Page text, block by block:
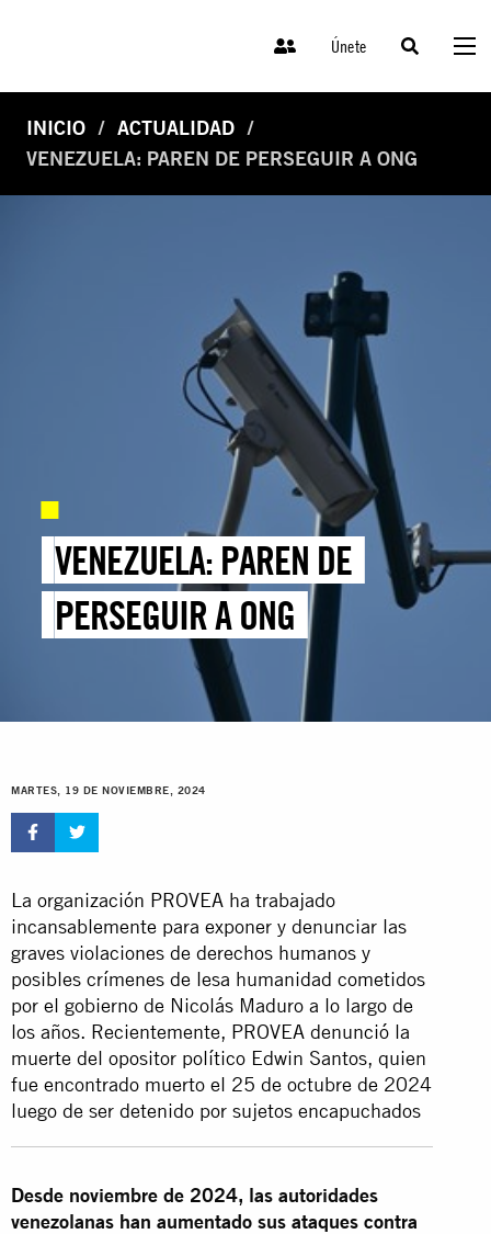
Únete
INICIO
ACTUALIDAD
VENEZUELA: PAREN DE PERSEGUIR A ONG
VENEZUELA: PAREN DE
PERSEGUIR A ONG
MARTES, 19 DE NOVIEMBRE, 2024
La organización PROVEA ha trabajado
incansablemente para exponer y denunciar las
graves violaciones de derechos humanos y
posibles crímenes de lesa humanidad cometidos
por el gobierno de Nicolás Maduro a lo largo de
los años. Recientemente, PROVEA denunció la
muerte del opositor político Edwin Santos, quien
fue encontrado muerto el 25 de octubre de 2024
luego de ser detenido por sujetos encapuchados
Desde noviembre de 2024, las autoridades
venezolanas han aumentado sus ataques contra